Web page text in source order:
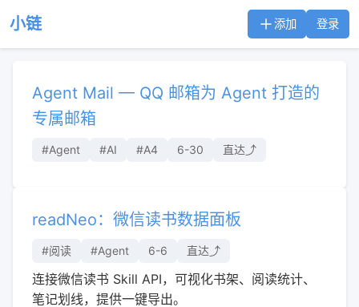
小链 添加 登录
Agent Mail — QQ 邮箱为 Agent 打造的
专属邮箱
#Agent #AI #A4 6-30 直达⤴︎
readNeo：微信读书数据面板
#阅读 #Agent 6-6 直达⤴︎
连接微信读书 Skill API，可视化书架、阅读统计、
笔记划线，提供一键导出。